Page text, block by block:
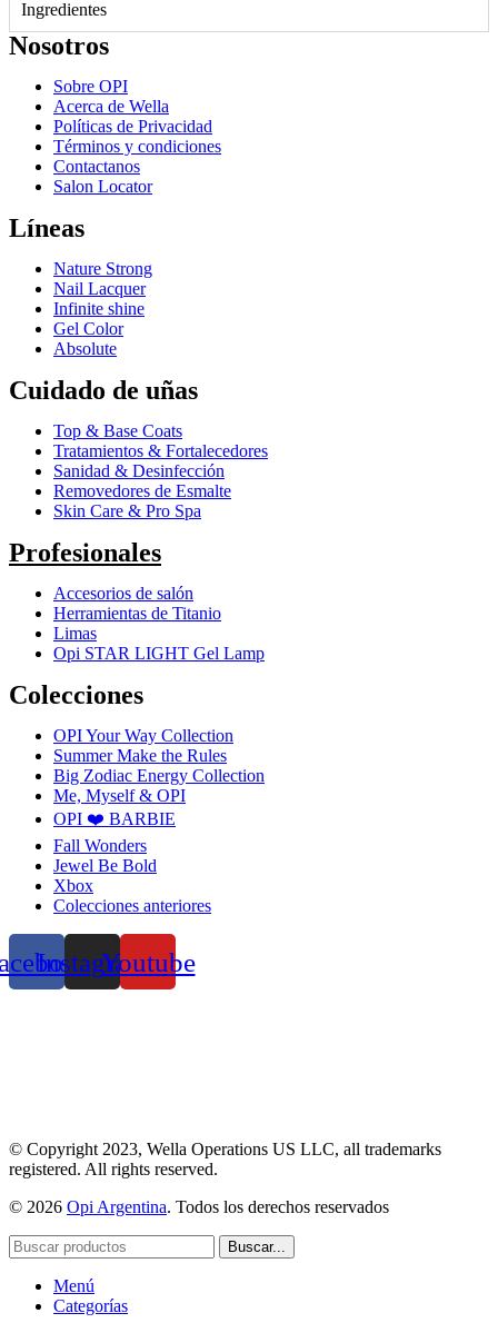
Ingredientes
Nosotros
Sobre OPI
Acerca de Wella
Políticas de Privacidad
Términos y condiciones
Contactanos
Salon Locator
Líneas
Nature Strong
Nail Lacquer
Infinite shine
Gel Color
Absolute
Cuidado de uñas
Top & Base Coats
Tratamientos & Fortalecedores
Sanidad & Desinfección
Removedores de Esmalte
Skin Care & Pro Spa
Profesionales
Accesorios de salón
Herramientas de Titanio
Limas
Opi STAR LIGHT Gel Lamp
Colecciones
OPI Your Way Collection
Summer Make the Rules
Big Zodiac Energy Collection
Me, Myself & OPI
OPI ❤️ BARBIE
Fall Wonders
Jewel Be Bold
Xbox
Colecciones anteriores
InstagramYoutube
© Copyright 2023, Wella Operations US LLC, all trademarks
registered. All rights reserved.
© 2026 Opi Argentina. Todos los derechos reservados
Buscar...
Menú
Categorías